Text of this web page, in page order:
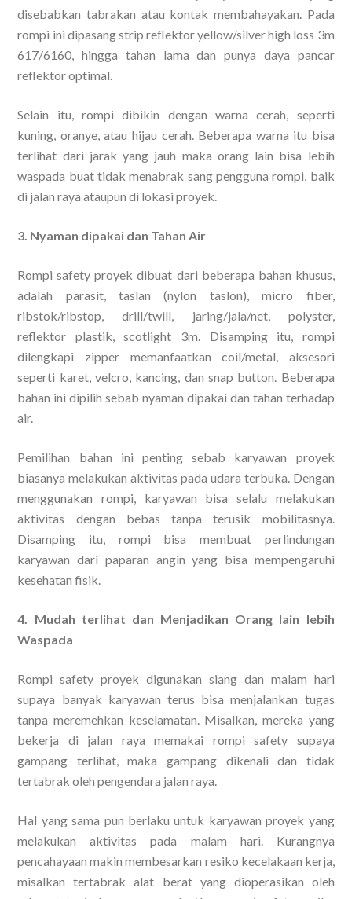
disebabkan tabrakan atau kontak membahayakan. Pada
rompi ini dipasang strip reflektor yellow/silver high loss 3m
617/6160, hingga tahan lama dan punya daya pancar
reflektor optimal.
Selain itu, rompi dibikin dengan warna cerah, seperti
kuning, oranye, atau hijau cerah. Beberapa warna itu bisa
terlihat dari jarak yang jauh maka orang lain bisa lebih
waspada buat tidak menabrak sang pengguna rompi, baik
di jalan raya ataupun di lokasi proyek.
3. Nyaman dipakai dan Tahan Air
Rompi safety proyek dibuat dari beberapa bahan khusus,
adalah parasit, taslan (nylon taslon), micro fiber,
ribstok/ribstop, drill/twill, jaring/jala/net, polyster,
reflektor plastik, scotlight 3m. Disamping itu, rompi
dilengkapi zipper memanfaatkan coil/metal, aksesori
seperti karet, velcro, kancing, dan snap button. Beberapa
bahan ini dipilih sebab nyaman dipakai dan tahan terhadap
air.
Pemilihan bahan ini penting sebab karyawan proyek
biasanya melakukan aktivitas pada udara terbuka. Dengan
menggunakan rompi, karyawan bisa selalu melakukan
aktivitas dengan bebas tanpa terusik mobilitasnya.
Disamping itu, rompi bisa membuat perlindungan
karyawan dari paparan angin yang bisa mempengaruhi
kesehatan fisik.
4. Mudah terlihat dan Menjadikan Orang lain lebih
Waspada
Rompi safety proyek digunakan siang dan malam hari
supaya banyak karyawan terus bisa menjalankan tugas
tanpa meremehkan keselamatan. Misalkan, mereka yang
bekerja di jalan raya memakai rompi safety supaya
gampang terlihat, maka gampang dikenali dan tidak
tertabrak oleh pengendara jalan raya.
Hal yang sama pun berlaku untuk karyawan proyek yang
melakukan aktivitas pada malam hari. Kurangnya
pencahayaan makin membesarkan resiko kecelakaan kerja,
misalkan tertabrak alat berat yang dioperasikan oleh